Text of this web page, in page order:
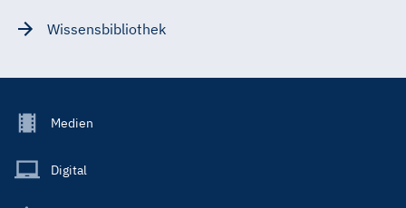
Wissensbibliothek
Footer
Main
Medien
Digital